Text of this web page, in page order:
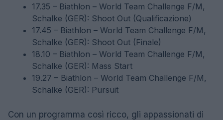
17.35 – Biathlon – World Team Challenge F/M,
Schalke (GER): Shoot Out (Qualificazione)
17.45 – Biathlon – World Team Challenge F/M,
Schalke (GER): Shoot Out (Finale)
18.10 – Biathlon – World Team Challenge F/M,
Schalke (GER): Mass Start
19.27 – Biathlon – World Team Challenge F/M,
Schalke (GER): Pursuit
Con un programma così ricco, gli appassionati di